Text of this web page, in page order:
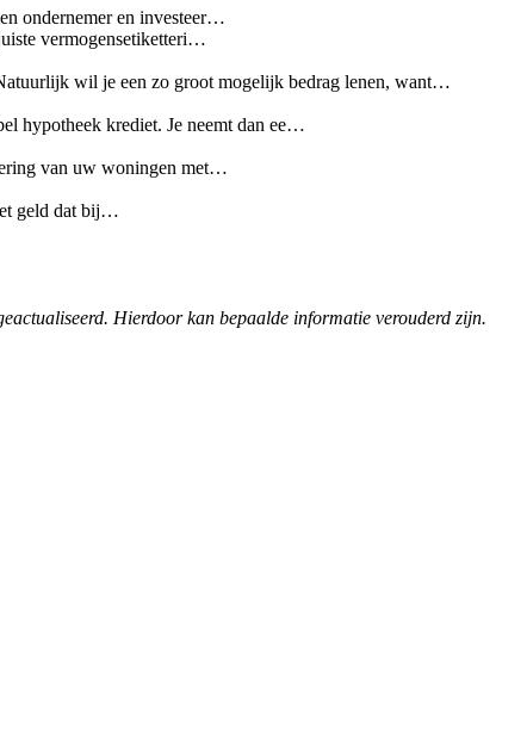
ondernemer en investeer…
vermogensetiketteri…
wil je een zo groot mogelijk bedrag lenen, want…
hypotheek krediet. Je neemt dan ee…
van uw woningen met…
geld dat bij…
Hierdoor kan bepaalde informatie verouderd zijn.